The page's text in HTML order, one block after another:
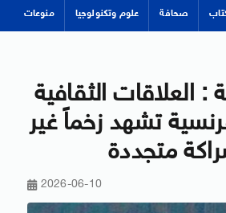
صحافة علوم وتكنولوجيا منوعات
: العلاقات الثقافية
تشهد زخماً غير
متجددة
2026-06-10